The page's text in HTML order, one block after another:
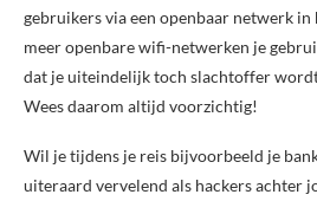
gebruikers via een openbaar netwerk
meer openbare wifi-netwerken je
dat je uiteindelijk toch slachtoffer
Wees daarom altijd voorzichtig!
Wil je tijdens je reis bijvoorbeeld je
uiteraard vervelend als hackers achter